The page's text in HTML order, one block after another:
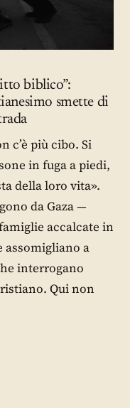
biblico”:
smette di
c’è più cibo. Si
in fuga a piedi,
della loro vita».
da Gaza —
accalcate in
assomigliano a
interrogano
Qui non